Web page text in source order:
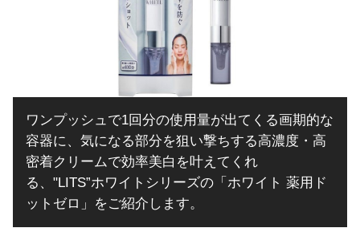
ワンプッシュで1回分の使用量が出てくる画期的な
容器に、気になる部分を狙い撃ちする高濃度・高
密着クリームで効率美白を叶えてくれ
る、"LITS”ホワイトシリーズの「ホワイト 薬用ド
ットゼロ」をご紹介します。